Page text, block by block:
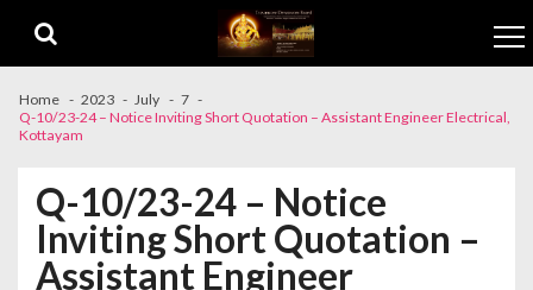
Home 2023 July
7
Q-10/23-24 – Notice Inviting Short Quotation – Assistant Engineer Electrical,
Kottayam
Q-10/23-24 – Notice
Inviting Short Quotation –
Assistant Engineer